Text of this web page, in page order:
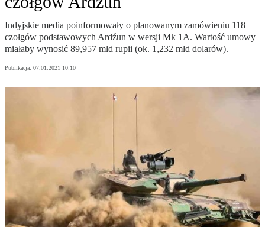
Indyjskie media poinformowały o planowanym zamówieniu 118
czołgów podstawowych Ardźun w wersji Mk 1A. Wartość umowy
miałaby wynosić 89,957 mld rupii (ok. 1,232 mld dolarów).
Publikacja: 07.01.2021 10:10